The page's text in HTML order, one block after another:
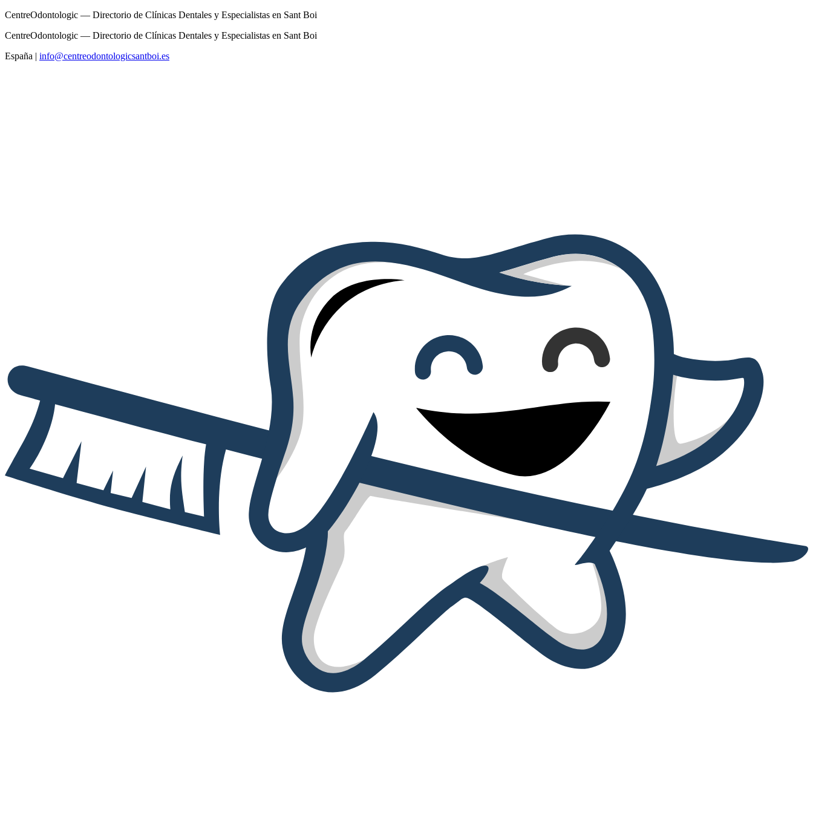
CentreOdontologic — Directorio de Clínicas Dentales y Especialistas en Sant Boi
CentreOdontologic — Directorio de Clínicas Dentales y Especialistas en Sant Boi
España | info@centreodontologicsantboi.es